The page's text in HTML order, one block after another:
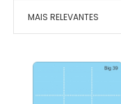
MAIS RELEVANTES
MENOR PREÇO